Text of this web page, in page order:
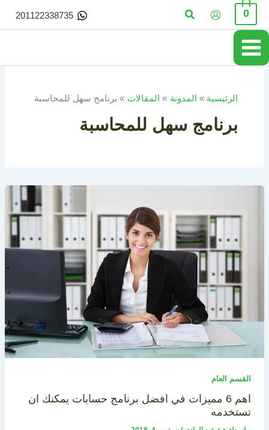
تخطي
المحتوى
0 البحث 201122338735
الرئيسية المدونة المقالات برنامج سهل للمحاسبة
برنامج سهل للمحاسبة
القسم العام
اهم 6 مميزات في افضل برنامج حسابات يمكنك ان
تستخدمه